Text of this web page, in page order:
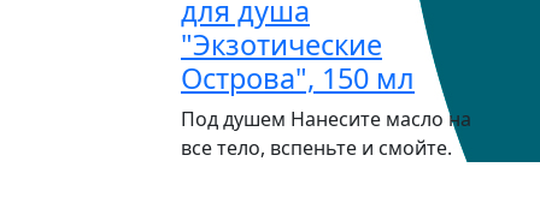
для душа
"Экзотические
Острова", 150 мл
Под душем Нанесите масло на
все тело, вспеньте и смойте.